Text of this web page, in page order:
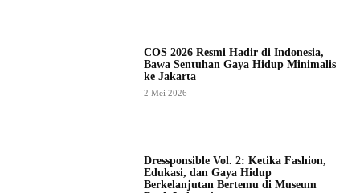
COS 2026 Resmi Hadir di Indonesia,
Bawa Sentuhan Gaya Hidup Minimalis
ke Jakarta
2 Mei 2026
Dressponsible Vol. 2: Ketika Fashion,
Edukasi, dan Gaya Hidup
Berkelanjutan Bertemu di Museum